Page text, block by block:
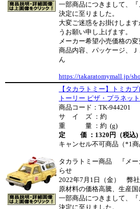
一部商品につきまして、
決定に至りました。
大変ご迷惑をお掛けしま
うお願い申し上げます。
メーカー希望小売価格の変
商品内容、パッケージ、
ん
https://takaratomymall.jp/
【タカラトミー】トミカ
トーリー ピザ・プラネッ
商品コード：TK-944201
サ イ ズ ：約
重 量 ：約 (g)
定 価 ：1320円（税込)
キャンセル不可商品（*1商
タカラトミー商品 『メー
らせ
2022年7月1日（金） 弊社
原材料の価格高騰、生産
一部商品につきまして、
決定に至りました。